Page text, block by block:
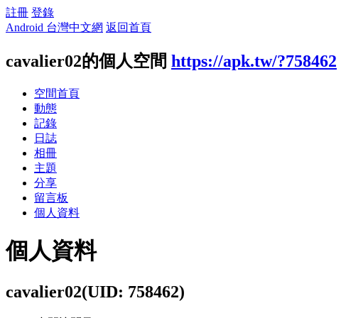
註冊 登錄
Android 台灣中文網 返回首頁
cavalier02的個人空間 https://apk.tw/?758462
空間首頁
動態
記錄
日誌
相冊
主題
分享
留言板
個人資料
個人資料
cavalier02(UID: 758462)